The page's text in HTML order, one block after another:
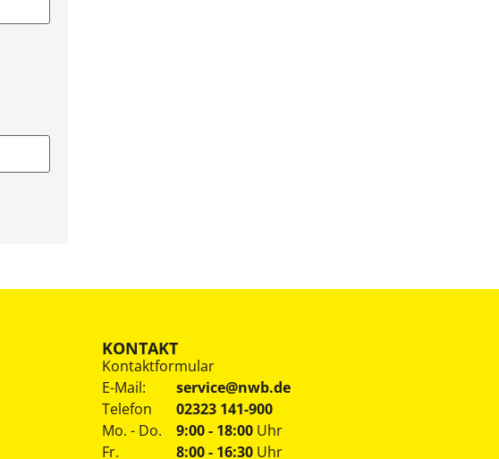
KONTAKT
Kontaktformular
E-Mail:
service@nwb.de
Telefon
02323 141-900
Mo. - Do.
Fr.
9:00 - 18:00 Uhr
8:00 - 16:30 Uhr